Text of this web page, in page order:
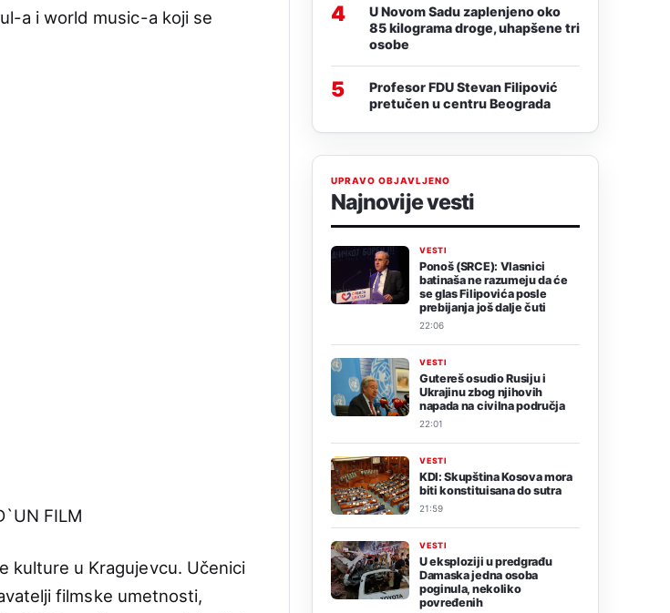
a i world music-a koji se
FILM
kulture u Kragujevcu. Učenici
filmske umetnosti,
4
U Novom Sadu zaplenjeno oko
85 kilograma droge, uhapšene tri
osobe
5
Profesor FDU Stevan Filipović
pretučen u centru Beograda
UPRAVO OBJAVLJENO
Najnovije vesti
VESTI
Ponoš (SRCE): Vlasnici
batinaša ne razumeju da će
se glas Filipovića posle
prebijanja još dalje čuti
22:06
VESTI
Gutereš osudio Rusiju i
Ukrajinu zbog njihovih
napada na civilna područja
22:01
VESTI
KDI: Skupština Kosova mora
biti konstituisana do sutra
21:59
VESTI
U eksploziji u predgrađu
Damaska jedna osoba
poginula, nekoliko
povređenih